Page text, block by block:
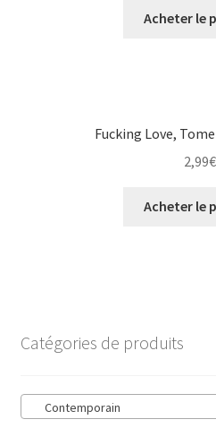
Acheter le
Fucking Love,
2,99€
Acheter le
Catégories de produits
Contemporain